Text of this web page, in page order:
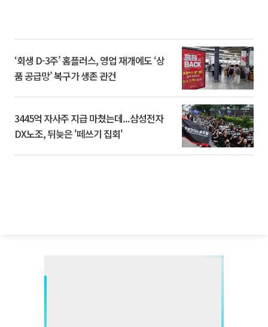
‘회생 D-3주’ 홈플러스, 영업 재개에도 ‘상
품 공급망’ 복구가 생존 관건
3445억 자사주 지급 마쳤는데...삼성전자
DX노조, 뒤늦은 '떼쓰기 집회'